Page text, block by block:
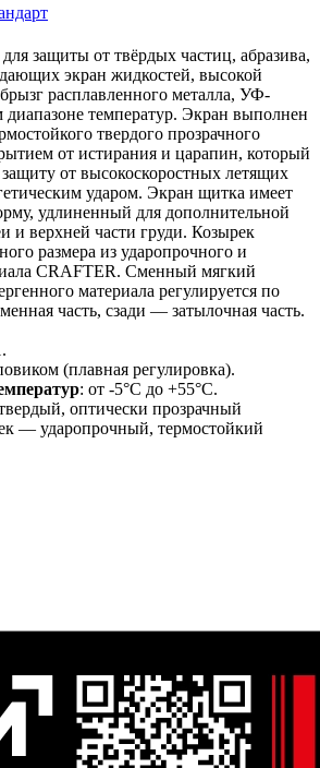
защиты от твёрдых частиц, абразива,
экран жидкостей, высокой
расплавленного металла, УФ-
температур. Экран выполнен
твердого прозрачного
от истирания и царапин, который
от высокоскоростных летящих
ударом. Экран щитка имеет
удлиненный для дополнительной
и верхней части груди. Козырек
размера из ударопрочного и
CRAFTER. Сменный мягкий
материала регулируется по
часть, сзади — затылочная часть.
(плавная регулировка).
: от -5°С до +55°С.
оптически прозрачный
— ударопрочный, термостойкий